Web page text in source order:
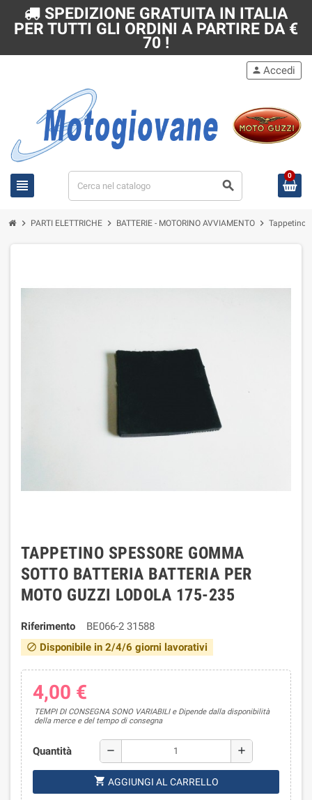
SPEDIZIONE GRATUITA IN ITALIA
PER TUTTI GLI ORDINI A PARTIRE DA €
70 !
view_headline search
person Accedi
0
chevron_right PARTI ELETTRICHE chevron_right BATTERIE - MOTORINO AVVIAMENTO chevron_right Tappetino
TAPPETINO SPESSORE GOMMA
SOTTO BATTERIA BATTERIA PER
MOTO GUZZI LODOLA 175-235
Riferimento BE066-2 31588
block Disponibile in 2/4/6 giorni lavorativi
4,00 €
TEMPI DI CONSEGNA SONO VARIABILI e Dipende dalla disponibilità
della merce e del tempo di consegna
Quantità remove add
shopping_cart AGGIUNGI AL CARRELLO